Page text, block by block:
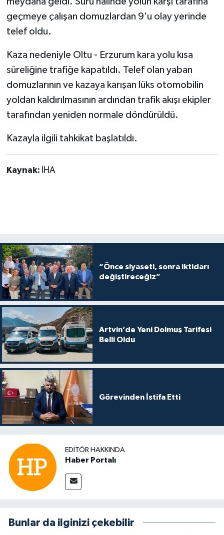
geçmeye çalışan domuzlardan 9'u olay yerinde
telef oldu.
Kaza nedeniyle Oltu - Erzurum kara yolu kısa
süreliğine trafiğe kapatıldı. Telef olan yaban
domuzlarının ve kazaya karışan lüks otomobilin
yoldan kaldırılmasının ardından trafik akışı ekipler
tarafından yeniden normale döndürüldü.
Kazayla ilgili tahkikat başlatıldı.
Kaynak: İHA
“Önce siyaseti, sonra iktidarı
değiştireceğiz”
Artvin’de Yeni Dolmuş Tarifesi
Belli Oldu
Görevinden İstifa Etti
EDITÖR HAKKINDA
Haber Portalı
Bunlar da ilginizi çekebilir